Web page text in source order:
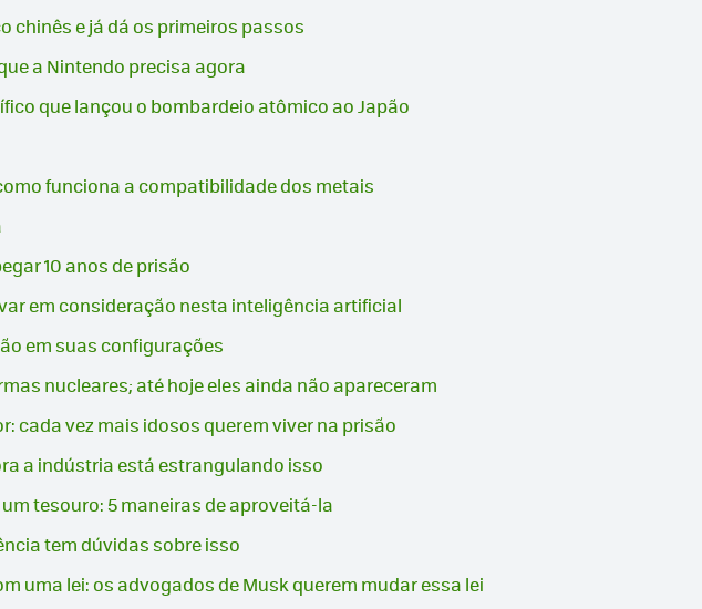
chinês e já dá os primeiros passos
a Nintendo precisa agora
que lançou o bombardeio atômico ao Japão
funciona a compatibilidade dos metais
10 anos de prisão
em consideração nesta inteligência artificial
em suas configurações
nucleares; até hoje eles ainda não apareceram
cada vez mais idosos querem viver na prisão
a indústria está estrangulando isso
tesouro: 5 maneiras de aproveitá-la
tem dúvidas sobre isso
uma lei: os advogados de Musk querem mudar essa lei